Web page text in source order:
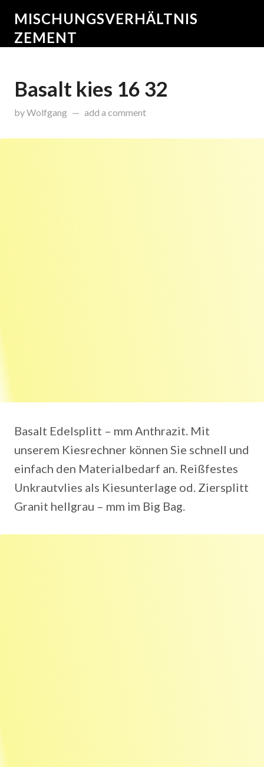
MISCHUNGSVERHÄLTNIS
ZEMENT
Basalt kies 16 32
byWolfgang onNovember 30, 2015
add a comment
Basalt Edelsplitt – mm Anthrazit. Mit
unserem Kiesrechner können Sie schnell und
einfach den Materialbedarf an. Reißfestes
Unkrautvlies als Kiesunterlage od. Ziersplitt
Granit hellgrau – mm im Big Bag.